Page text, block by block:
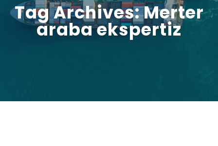
Tag Archives: Merter
araba ekspertiz